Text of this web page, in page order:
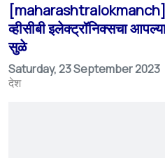
व्हीसीबी इलेक्ट्रॉनिक्सचा
सुळे
Saturday, 23 September 2023
देश